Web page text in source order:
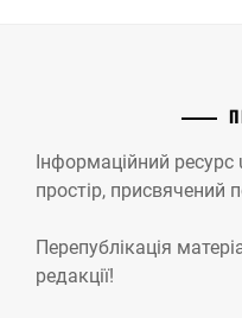
Інформаційний
простір,
Перепублікація
редакції!